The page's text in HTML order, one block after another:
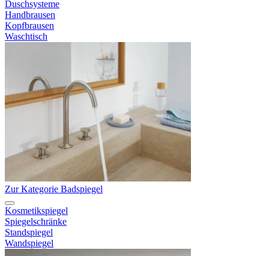
Duschsysteme
Handbrausen
Kopfbrausen
Waschtisch
Zur Kategorie Badspiegel
Kosmetikspiegel
Spiegelschränke
Standspiegel
Wandspiegel